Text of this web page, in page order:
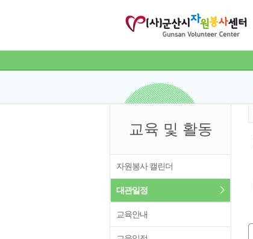
교육 및 활동
자원봉사 캘린더
대관일정
교육안내